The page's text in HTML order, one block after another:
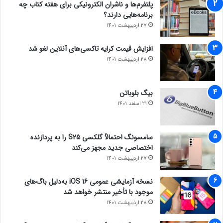
هتل کوثر: واقع در نزدیکی زاینده‌رود، این هتل یکی از
محبوب‌ترین گزینه‌ها برای مسافرانی است که به دنبال اقامت در
محیطی شیک و لوکس هستند.
هتل سفیر: یک هتل چهار ستاره با خدمات مناسب و قیمتی
معقول که برای خانواده‌ها و مسافران کاری مناسب است.
هتل سنتی طلوع خورشید
هتل سنتی هستید، این گزینه می‌تواند برای شما جذاب باشد.
پلتفرم‌ها و ناشران الکترونیکی برای هفته کتاب چه
برنامه‌هایی دارند؟
27 اردیبهشت 1401
افزایش قیمت کرایه تاکسی‌های آنلاین لغو شد
28 اردیبهشت 1401
بیگ بلوباتن
21 اسفند 1401
سامسونگ احتمالاً گلکسی S25 را به پردازنده
اختصاصی جدید مجهز می‌کند
27 اردیبهشت 1401
نسخه آزمایشی عمومی iOS 16 به‌دلیل باگ‌های
موجود با تأخیر منتشر خواهد شد
28 اردیبهشت 1401